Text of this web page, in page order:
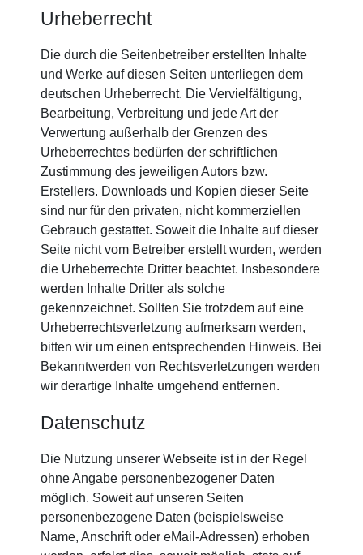
Urheberrecht
Die durch die Seitenbetreiber erstellten Inhalte
und Werke auf diesen Seiten unterliegen dem
deutschen Urheberrecht. Die Vervielfältigung,
Bearbeitung, Verbreitung und jede Art der
Verwertung außerhalb der Grenzen des
Urheberrechtes bedürfen der schriftlichen
Zustimmung des jeweiligen Autors bzw.
Erstellers. Downloads und Kopien dieser Seite
sind nur für den privaten, nicht kommerziellen
Gebrauch gestattet. Soweit die Inhalte auf dieser
Seite nicht vom Betreiber erstellt wurden, werden
die Urheberrechte Dritter beachtet. Insbesondere
werden Inhalte Dritter als solche
gekennzeichnet. Sollten Sie trotzdem auf eine
Urheberrechtsverletzung aufmerksam werden,
bitten wir um einen entsprechenden Hinweis. Bei
Bekanntwerden von Rechtsverletzungen werden
wir derartige Inhalte umgehend entfernen.
Datenschutz
Die Nutzung unserer Webseite ist in der Regel
ohne Angabe personenbezogener Daten
möglich. Soweit auf unseren Seiten
personenbezogene Daten (beispielsweise
Name, Anschrift oder eMail-Adressen) erhoben